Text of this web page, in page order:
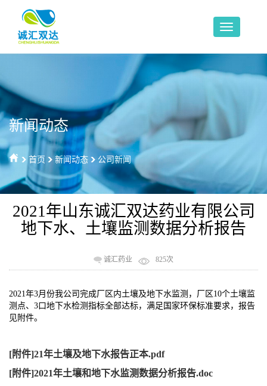
新闻动态
首页 新闻动态 公司新闻
2021年山东诚汇双达药业有限公司
地下水、土壤监测数据分析报告
诚汇药业 825次
2021年3月份我公司完成厂区内土壤及地下水监测，厂区10个土壤监
测点、3口地下水检测指标全部达标，满足国家环保标准要求，报告
见附件。
[附件]21年土壤及地下水报告正本.pdf
[附件]2021年土壤和地下水监测数据分析报告.doc